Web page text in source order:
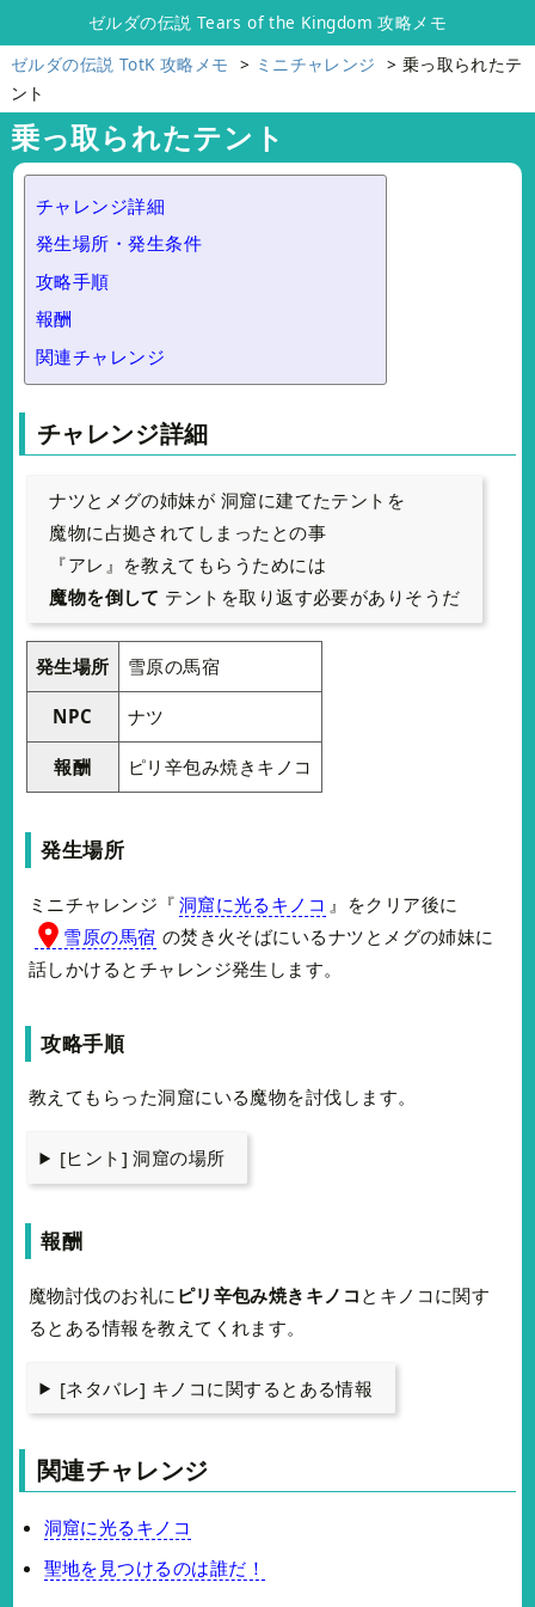
ゼルダの伝説 Tears of the Kingdom 攻略メモ
ゼルダの伝説 TotK 攻略メモ
ミニチャレンジ
乗っ取られたテ
ント
乗っ取られたテント
チャレンジ詳細
発生場所・発生条件
攻略手順
報酬
関連チャレンジ
チャレンジ詳細
ナツとメグの姉妹が 洞窟に建てたテントを
魔物に占拠されてしまったとの事
『アレ』を教えてもらうためには
魔物を倒して テントを取り返す必要がありそうだ
発生場所 雪原の馬宿
NPC ナツ
報酬 ピリ辛包み焼きキノコ
発生場所
ミニチャレンジ『 洞窟に光るキノコ 』をクリア後に
雪原の馬宿 の焚き火そばにいるナツとメグの姉妹に
話しかけるとチャレンジ発生します。
攻略手順
教えてもらった洞窟にいる魔物を討伐します。
[ヒント] 洞窟の場所
報酬
魔物討伐のお礼に ピリ辛包み焼きキノコ とキノコに関す
るとある情報を教えてくれます。
[ネタバレ] キノコに関するとある情報
関連チャレンジ
洞窟に光るキノコ
聖地を見つけるのは誰だ！